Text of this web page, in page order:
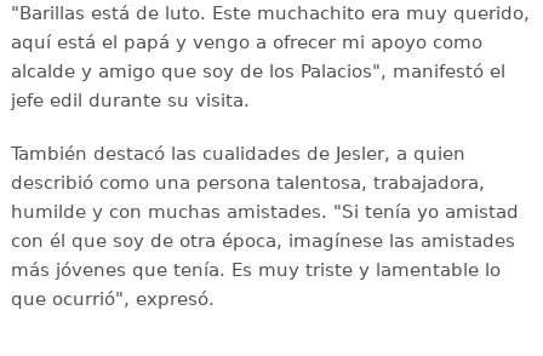
"Barillas está de luto. Este muchachito era muy querido,
aquí está el papá y vengo a ofrecer mi apoyo como
alcalde y amigo que soy de los Palacios", manifestó el
jefe edil durante su visita.
También destacó las cualidades de Jesler, a quien
describió como una persona talentosa, trabajadora,
humilde y con muchas amistades. "Si tenía yo amistad
con él que soy de otra época, imagínese las amistades
más jóvenes que tenía. Es muy triste y lamentable lo
que ocurrió", expresó.